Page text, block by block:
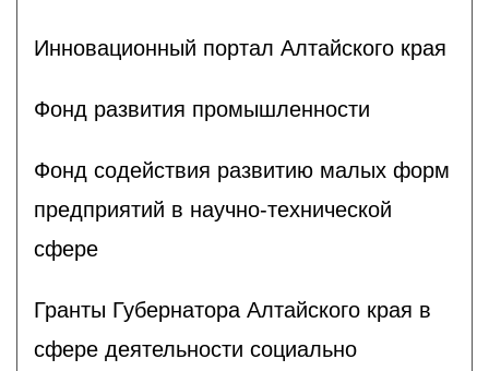
Инновационный портал Алтайского края
Фонд развития промышленности
Фонд содействия развитию малых форм
предприятий в научно-технической
сфере
Гранты Губернатора Алтайского края в
сфере деятельности социально